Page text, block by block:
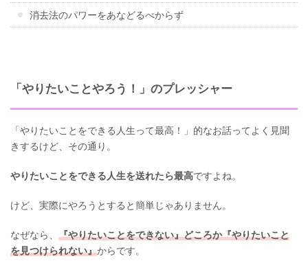
消去法のパワーをあなどるべからず
「やりたいことやろう！」のプレッシャー
「やりたいことをできる人生って最高！」的なお話ってよく見聞
きするけど、その通り。
やりたいことをできる人生を送れたら最高ですよね。
けど、実際にやろうとすると簡単じゃありません。
なぜなら、 『やりたいことをできない』どころか『やりたいこと
を見つけられない』からです。